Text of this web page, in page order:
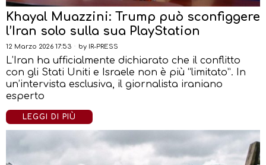
Khayal Muazzini: Trump può sconfiggere
l’Iran solo sulla sua PlayStation
12 Marzo 2026 17:53 by IR-PRESS
L’Iran ha ufficialmente dichiarato che il conflitto
con gli Stati Uniti e Israele non è più “limitato”. In
un’intervista esclusiva, il giornalista iraniano
esperto
LEGGI DI PIÙ